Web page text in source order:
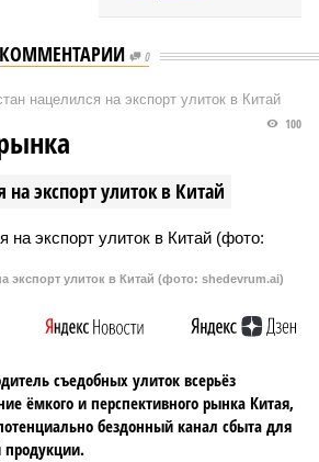
КОММЕНТАРИИ 0
нацелился на экспорт улиток в Китай
на экспорт улиток в Китай
100
экспорт улиток в Китай (фото: shedevrum.ai)
съедобных улиток всерьёз
ёмкого и перспективного рынка Китая,
бездонный канал сбыта для
продукции.